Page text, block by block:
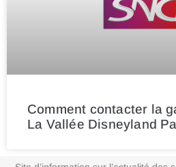
Comment contacter la
La Vallée Disneyland